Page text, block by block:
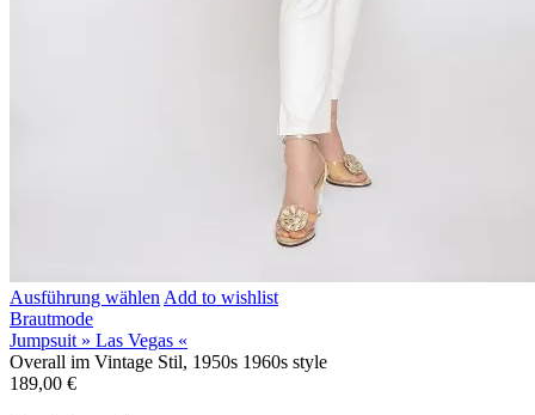
Ausführung wählen Add to wishlist
Brautmode
Jumpsuit » Las Vegas «
Overall im Vintage Stil, 1950s 1960s style
189,00 €